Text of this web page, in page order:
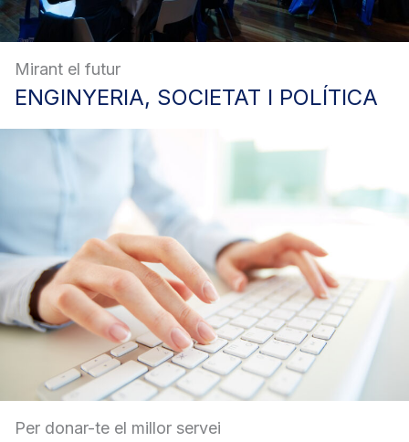
Mirant el futur
ENGINYERIA, SOCIETAT I POLÍTICA
Per donar-te el millor servei